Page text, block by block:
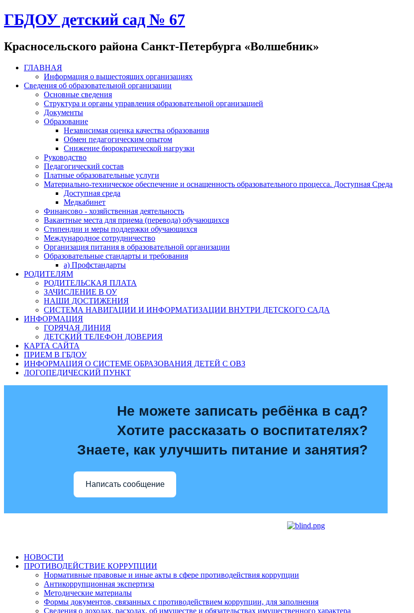
ГБДОУ детский сад № 67
Красносельского района Санкт-Петербурга «Волшебник»
ГЛАВНАЯ
Информация о вышестоящих организациях
Сведения об образовательной организации
Основные сведения
Структура и органы управления образовательной организацией
Документы
Образование
Независимая оценка качества образования
Обмен педагогическим опытом
Снижение бюрократической нагрузки
Руководство
Педагогический состав
Платные образовательные услуги
Материально-техническое обеспечение и оснащенность образовательного процесса. Доступная Среда
Доступная среда
Медкабинет
Финансово - хозяйственная деятельность
Вакантные места для приема (перевода) обучающихся
Стипендии и меры поддержки обучающихся
Международное сотрудничество
Организация питания в образовательной организации
Образовательные стандарты и требования
а) Профстандарты
РОДИТЕЛЯМ
РОДИТЕЛЬСКАЯ ПЛАТА
ЗАЧИСЛЕНИЕ В ОУ
НАШИ ДОСТИЖЕНИЯ
СИСТЕМА НАВИГАЦИИ И ИНФОРМАТИЗАЦИИ ВНУТРИ ДЕТСКОГО САДА
ИНФОРМАЦИЯ
ГОРЯЧАЯ ЛИНИЯ
ДЕТСКИЙ ТЕЛЕФОН ДОВЕРИЯ
КАРТА САЙТА
ПРИЕМ В ГБДОУ
ИНФОРМАЦИЯ О СИСТЕМЕ ОБРАЗОВАНИЯ ДЕТЕЙ С ОВЗ
ЛОГОПЕДИЧЕСКИЙ ПУНКТ
Не можете записать ребёнка в сад?
Хотите рассказать о воспитателях?
Знаете, как улучшить питание и занятия?
Написать сообщение
НОВОСТИ
ПРОТИВОДЕЙСТВИЕ КОРРУПЦИИ
Нормативные правовые и иные акты в сфере противодействия коррупции
Антикоррупционная экспертиза
Методические материалы
Формы документов, связанных с противодействием коррупции, для заполнения
Сведения о доходах, расходах, об имуществе и обязательствах имущественного характера